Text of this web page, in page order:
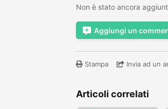
Non è stato ancora
Aggiungi un
Stampa Invia ad un
Articoli correlati